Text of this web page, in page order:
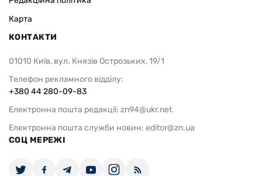
Карта
КОНТАКТИ
01010 Київ, вул. Князів Острозьких, 19/1
Телефон рекламного відділу:
+380 44 280-09-83
Електронна пошта редакції: zn94@ukr.net
Електронна пошта служби новин: editor@zn.ua
СОЦ МЕРЕЖІ